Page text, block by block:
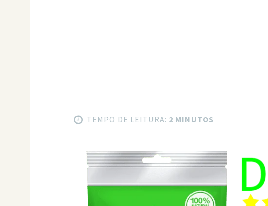
TEMPO DE LEITURA: 2 MINUTOS